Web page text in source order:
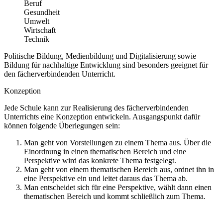
Beruf
Gesundheit
Umwelt
Wirtschaft
Technik
Politische Bildung, Medienbildung und Digitalisierung sowie
Bildung für nachhaltige Entwicklung sind besonders geeignet für
den fächerverbindenden Unterricht.
Konzeption
Jede Schule kann zur Realisierung des fächerverbindenden
Unterrichts eine Konzeption entwickeln. Ausgangspunkt dafür
können folgende Überlegungen sein:
Man geht von Vorstellungen zu einem Thema aus. Über die
Einordnung in einen thematischen Bereich und eine
Perspektive wird das konkrete Thema festgelegt.
Man geht von einem thematischen Bereich aus, ordnet ihn in
eine Perspektive ein und leitet daraus das Thema ab.
Man entscheidet sich für eine Perspektive, wählt dann einen
thematischen Bereich und kommt schließlich zum Thema.